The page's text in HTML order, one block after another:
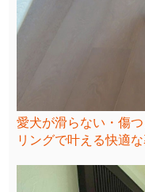
愛犬が滑らない・傷
リングで叶える快適